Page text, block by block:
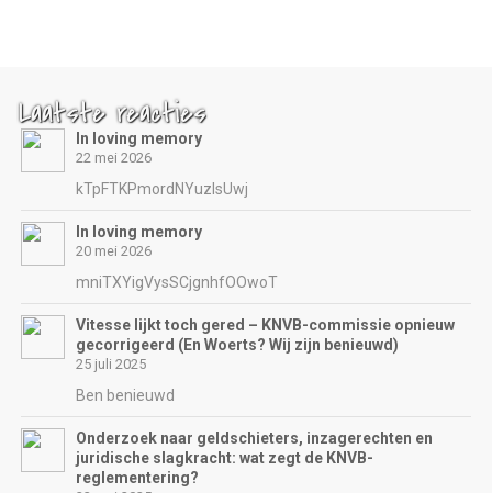
Laatste reacties
In loving memory
22 mei 2026
kTpFTKPmordNYuzIsUwj
In loving memory
20 mei 2026
mniTXYigVysSCjgnhfOOwoT
Vitesse lijkt toch gered – KNVB-commissie opnieuw
gecorrigeerd (En Woerts? Wij zijn benieuwd)
25 juli 2025
Ben benieuwd
Onderzoek naar geldschieters, inzagerechten en
juridische slagkracht: wat zegt de KNVB-
reglementering?